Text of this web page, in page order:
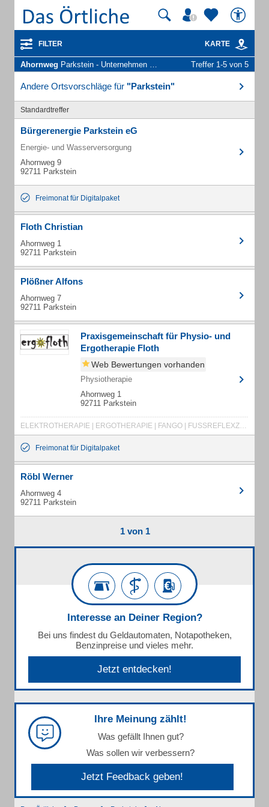
FILTER KARTE
Ahornweg Parkstein - Unternehmen und Personen Treffer 1-5 von 5
Andere Ortsvorschläge für "Parkstein"
Standardtreffer
Bürgerenergie Parkstein eG
Energie- und Wasserversorgung
Ahornweg 9
92711 Parkstein
Freimonat für Digitalpaket
Floth Christian
Ahornweg 1
92711 Parkstein
Plößner Alfons
Ahornweg 7
92711 Parkstein
Praxisgemeinschaft für Physio- und
Ergotherapie Floth
Web Bewertungen vorhanden
Physiotherapie
Ahornweg 1
92711 Parkstein
ELEKTROTHERAPIE | ERGOTHERAPIE | FANGO | FUSSREFLEXZONENTHERAPIE | GANGSCHULE | KINESIOLOGISCHES TAPEN | KOMPRESSIONSBEHANDLUNG | KRANKENGYMNASTIK | KÄLTEANWENDUNGEN | LYMHDRAINAGE | MANUELLE THERAPIE | MASSAGE | MUSKELAUFBAU | NEUROLOGISCHE ERKRANKUNGEN | PHYSIOTHERAPIE | RÜCKENSCHULE | SCHLINGENTISCH | STOFFWECHSEL | ULTRASCHALL | ÖDEMTHERAPIE | BOBATH | GRUPPENANGEBOT | HANDTHERAPIE
Freimonat für Digitalpaket
Röbl Werner
Ahornweg 4
92711 Parkstein
1 von 1
Interesse an Deiner Region?
Bei uns findest du Geldautomaten, Notapotheken,
Benzinpreise und vieles mehr.
Jetzt entdecken!
Ihre Meinung zählt!
Was gefällt Ihnen gut?
Was sollen wir verbessern?
Jetzt Feedback geben!